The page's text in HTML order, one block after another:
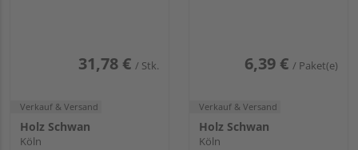
31,78 € / Stk.
Verkauf & Versand
Holz Schwan
Köln
6,39 € / Paket(e)
Verkauf & Versand
Holz Schwan
Köln